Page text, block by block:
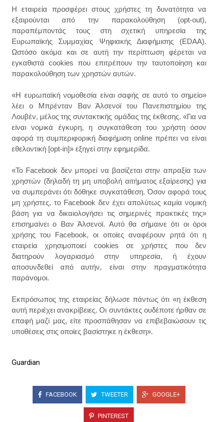
Η εταιρεία προσφέρει στους χρήστες τη δυνατότητα να
εξαιρούνται από την παρακολούθηση (opt-out),
παραπέμποντάς τους στη σχετική υπηρεσία της
Ευρωπαϊκής Συμμαχίας Ψηφιακής Διαφήμισης (EDAA).
Ωστόσο ακόμα και σε αυτή την περίπτωση φέρεται να
εγκαθιστά cookies που επιτρέπουν την ταυτοποίηση και
παρακολούθηση των χρηστών αυτών.
«Η ευρωπαϊκή νομοθεσία είναι σαφής σε αυτό το σημείο»
λέει ο Μπρένταν Βαν Άλσενοϊ του Πανεπιστημίου της
Λουβέν, μέλος της συντακτικής ομάδας της έκθεσης. «Για να
είναι νομικά έγκυρη, η συγκατάθεση του χρήστη όσον
αφορά τη συμπεριφορική διαφήμιση online πρέπει να είναι
εθελοντική [opt-in]» εξηγεί στην εφημερίδα.
«Το Facebook δεν μπορεί να βασίζεται στην απραξία των
χρηστών (δηλαδή τη μη υποβολή αιτήματος εξαίρεσης) για
να συμπεράνει ότι δόθηκε συγκατάθεση. Όσον αφορά τους
μη χρήστες, το Facebook δεν έχει απολύτως καμία νομική
βάση για να δικαιολογήσει τις σημερινές πρακτικές της»
επισημαίνει ο Βαν Άλσενοϊ. Αυτό θα σήμαινε ότι οι όροι
χρήσης του Facebook, οι οποίες αναφέρουν ρητά ότι η
εταιρεία χρησιμοποιεί cookies σε χρήστες που δεν
διατηρούν λογαριασμό στην υπηρεσία, ή έχουν
αποσυνδεθεί από αυτήν, είναι στην πραγματικότητα
παράνομοι.
Εκπρόσωπος της εταιρείας δήλωσε πάντως ότι «η έκθεση
αυτή περιέχει ανακρίβειες. Οι συντάκτες ουδέποτε ήρθαν σε
επαφή μαζί μας, είτε προσπάθησαν να επιβεβαιώσουν τις
υποθέσεις στις οποίες βασίστηκε η έκθεση».
Guardian
FACEBOOK TWEETER GOOGLE+
PINTEREST